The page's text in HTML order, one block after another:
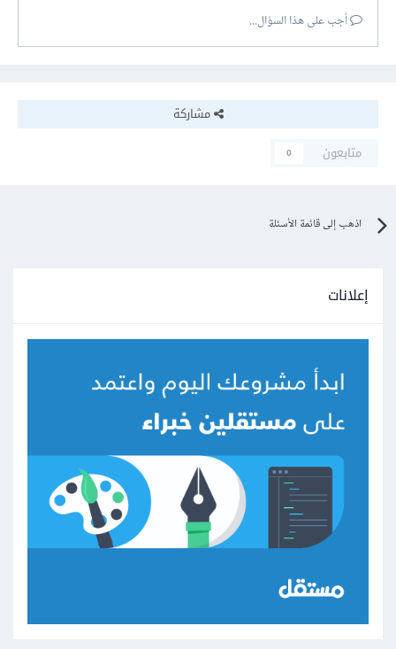
أجب على هذا السؤال...
مشاركة
متابعون
0
اذهب إلى قائمة الأسئلة
إعلانات